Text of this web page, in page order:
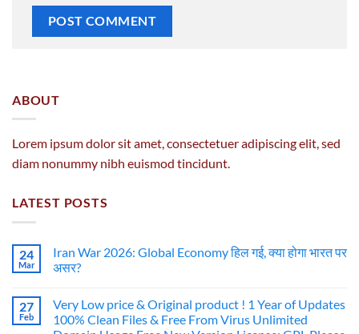
ABOUT
Lorem ipsum dolor sit amet, consectetuer adipiscing elit, sed
diam nonummy nibh euismod tincidunt.
LATEST POSTS
24
Mar
Iran War 2026: Global Economy हिल गई, क्या होगा भारत पर
असर?
27
Feb
Very Low price & Original product ! 1 Year of Updates
100% Clean Files & Free From Virus Unlimited